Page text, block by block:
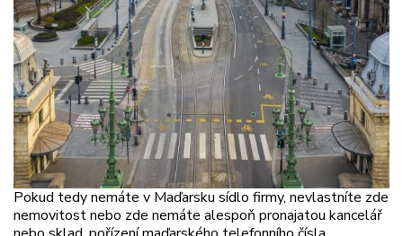
Pokud tedy nemáte v Maďarsku sídlo firmy, nevlastníte zde
nemovitost nebo zde nemáte alespoň pronajatou kancelář